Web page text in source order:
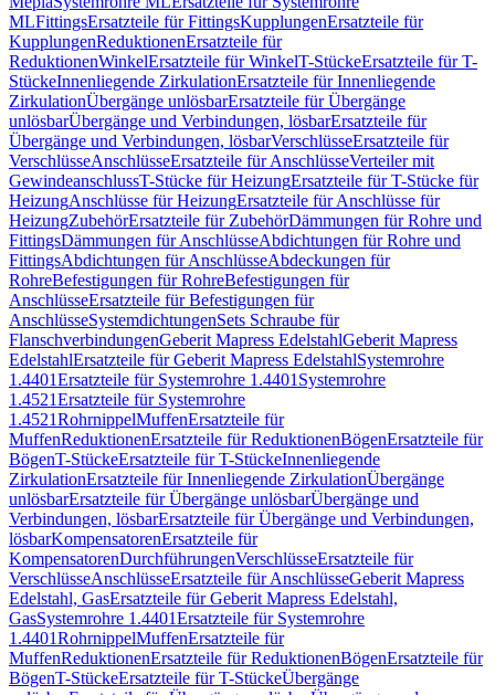
MLFittingsErsatzteile für FittingsKupplungenErsatzteile für
KupplungenReduktionenErsatzteile für
ReduktionenWinkelErsatzteile für WinkelT-StückeErsatzteile für T-
StückeInnenliegende ZirkulationErsatzteile für Innenliegende
ZirkulationÜbergänge unlösbarErsatzteile für Übergänge
unlösbarÜbergänge und Verbindungen, lösbarErsatzteile für
Übergänge und Verbindungen, lösbarVerschlüsseErsatzteile für
VerschlüsseAnschlüsseErsatzteile für AnschlüsseVerteiler mit
GewindeanschlussT-Stücke für HeizungErsatzteile für T-Stücke für
HeizungAnschlüsse für HeizungErsatzteile für Anschlüsse für
HeizungZubehörErsatzteile für ZubehörDämmungen für Rohre und
FittingsDämmungen für AnschlüsseAbdichtungen für Rohre und
FittingsAbdichtungen für AnschlüsseAbdeckungen für
RohreBefestigungen für RohreBefestigungen für
AnschlüsseErsatzteile für Befestigungen für
AnschlüsseSystemdichtungenSets Schraube für
FlanschverbindungenGeberit Mapress EdelstahlGeberit Mapress
EdelstahlErsatzteile für Geberit Mapress EdelstahlSystemrohre
1.4401Ersatzteile für Systemrohre 1.4401 Systemrohre
1.4521Ersatzteile für Systemrohre
1.4521RohrnippelMuffenErsatzteile für
MuffenReduktionenErsatzteile für ReduktionenBögenErsatzteile für
BögenT-StückeErsatzteile für T-StückeInnenliegende
ZirkulationErsatzteile für Innenliegende ZirkulationÜbergänge
unlösbarErsatzteile für Übergänge unlösbarÜbergänge und
Verbindungen, lösbarErsatzteile für Übergänge und Verbindungen,
lösbarKompensatorenErsatzteile für
KompensatorenDurchführungenVerschlüsseErsatzteile für
VerschlüsseAnschlüsseErsatzteile für AnschlüsseGeberit Mapress
Edelstahl, GasErsatzteile für Geberit Mapress Edelstahl,
GasSystemrohre 1.4401Ersatzteile für Systemrohre
1.4401RohrnippelMuffenErsatzteile für
MuffenReduktionenErsatzteile für ReduktionenBögenErsatzteile für
BögenT-StückeErsatzteile für T-StückeÜbergänge